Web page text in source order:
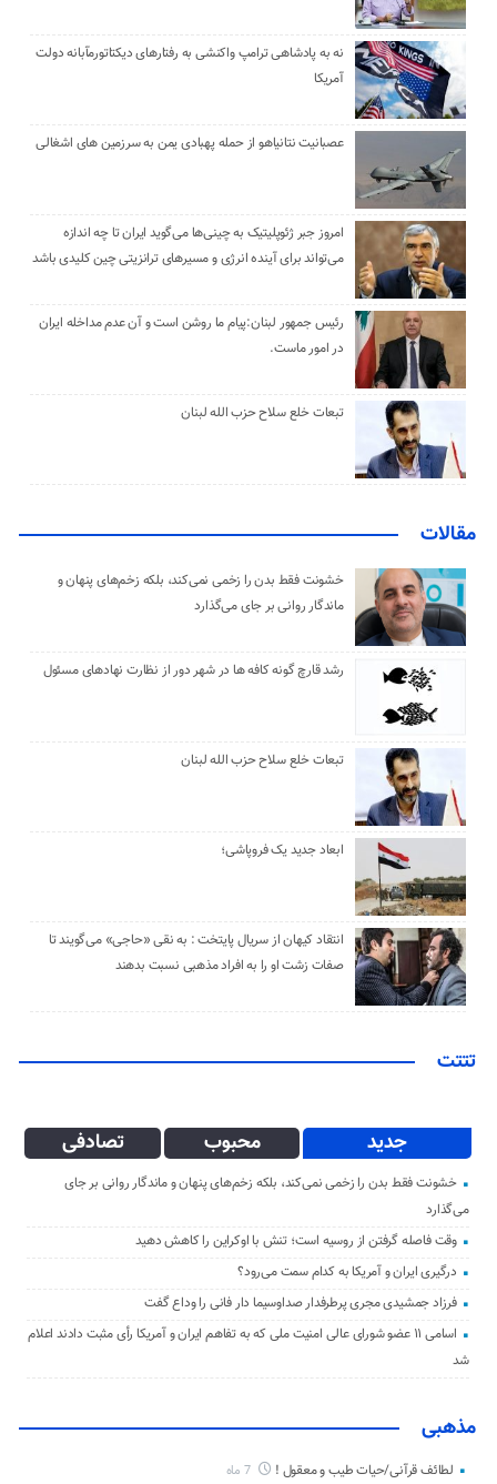
نه به پادشاهی ترامپ واکنشی به رفتارهای دیکتاتورمآبانه دولت
آمریکا
عصبانیت نتانیاهو از حمله پهبادی یمن به سرزمین های اشغالی
امروز جبر ژئوپلیتیک به چینی‌ها می‌گوید ایران تا چه اندازه
می‌تواند برای آینده انرژی و مسیرهای ترانزیتی چین کلیدی باشد
رئیس جمهور لبنان:پیام ما روشن است و آن عدم مداخله ایران
در امور ماست.
تبعات خلع سلاح حزب الله لبنان
مقالات
خشونت فقط بدن را زخمی نمی‌کند، بلکه زخم‌های پنهان و
ماندگار روانی بر جای می‌گذارد
رشد قارچ گونه کافه ها در شهر دور از نظارت نهادهای مسئول
تبعات خلع سلاح حزب الله لبنان
ابعاد جدید یک فروپاشی؛
انتقاد کیهان از سریال پایتخت : به نقی «حاجی» می‌گویند تا
صفات زشت او را به افراد مذهبی نسبت بدهند
تتتت
جدید محبوب تصادفی
خشونت فقط بدن را زخمی نمی‌کند، بلکه زخم‌های پنهان و ماندگار روانی بر جای
می‌گذارد
وقت فاصله گرفتن از روسیه است؛ تنش با اوکراین را کاهش دهید
درگیری ایران و آمریکا به کدام سمت می‌رود؟
فرزاد جمشیدی مجری پرطرفدار صداوسیما دار فانی را وداع گفت
اسامی ۱۱ عضو شورای عالی امنیت ملی که به تفاهم ایران و آمریکا رأی مثبت دادند اعلام
شد
مذهبی
لطائف قرآنی/حیات طیب و معقول ! 7 ماه